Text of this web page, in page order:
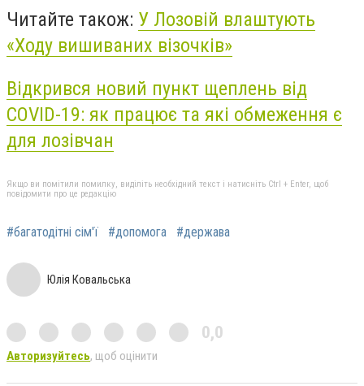
Читайте також: У Лозовій влаштують
«Ходу вишиваних візочків»
Відкрився новий пункт щеплень від
COVID-19: як працює та які обмеження є
для лозівчан
Якщо ви помітили помилку, виділіть необхідний текст і натисніть Ctrl + Enter, щоб
повідомити про це редакцію
#багатодітні сім'ї #допомога #держава
Юлія Ковальська
0,0
Авторизуйтесь, щоб оцінити